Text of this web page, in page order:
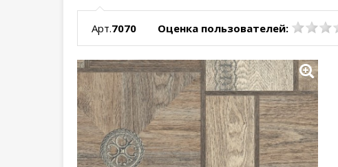
Арт.7070 Оценка пользователей: